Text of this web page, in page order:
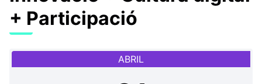
+ Participació
ABRIL